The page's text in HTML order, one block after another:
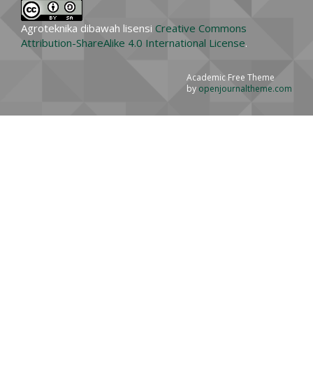
Agroteknika dibawah lisensi Creative Commons
Attribution-ShareAlike 4.0 International License.
Academic Free Theme
by openjournaltheme.com